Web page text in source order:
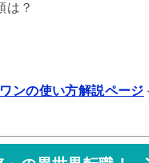
は？
ンの使い方解説ページ